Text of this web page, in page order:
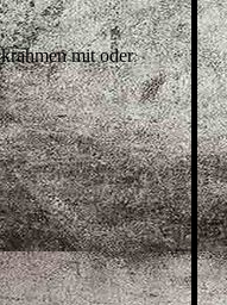
mit oder